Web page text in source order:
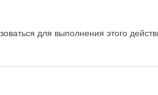
для выполнения этого